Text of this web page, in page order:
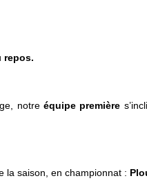
repos.
notre équipe première
la saison, en championnat :